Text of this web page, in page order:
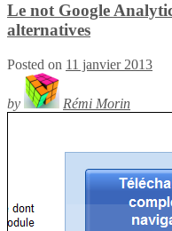
Le not Google
alternatives
Posted on 11 janvier 2013
by Rémi Morin